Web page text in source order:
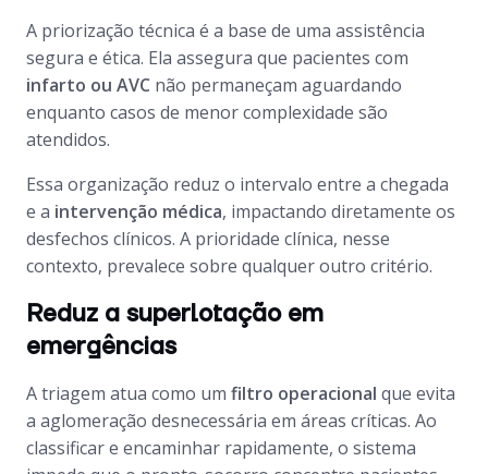
A priorização técnica é a base de uma assistência
segura e ética. Ela assegura que pacientes com
infarto ou AVC não permaneçam aguardando
enquanto casos de menor complexidade são
atendidos.
Essa organização reduz o intervalo entre a chegada
e a intervenção médica, impactando diretamente os
desfechos clínicos. A prioridade clínica, nesse
contexto, prevalece sobre qualquer outro critério.
Reduz a superlotação em
emergências
A triagem atua como um filtro operacional que evita
a aglomeração desnecessária em áreas críticas. Ao
classificar e encaminhar rapidamente, o sistema